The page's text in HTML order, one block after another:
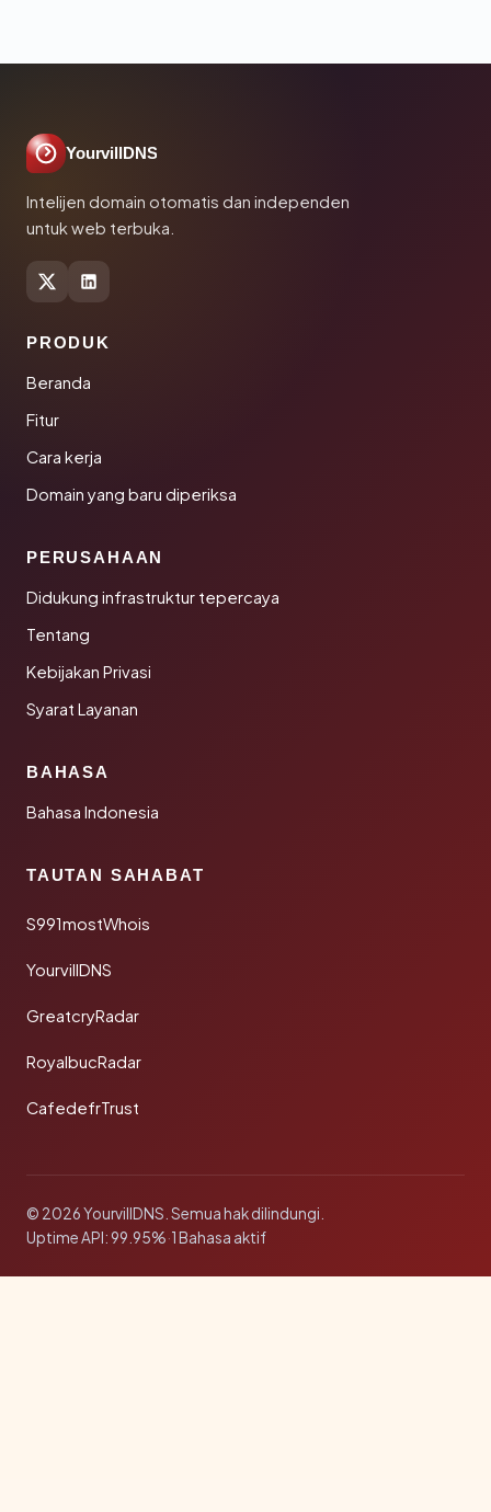
YourvillDNS
Intelijen domain otomatis dan independen
untuk web terbuka.
PRODUK
Beranda
Fitur
Cara kerja
Domain yang baru diperiksa
PERUSAHAAN
Didukung infrastruktur tepercaya
Tentang
Kebijakan Privasi
Syarat Layanan
BAHASA
Bahasa Indonesia
TAUTAN SAHABAT
S991mostWhois
YourvillDNS
GreatcryRadar
RoyalbucRadar
CafedefrTrust
© 2026 YourvillDNS. Semua hak dilindungi.
Uptime API: 99.95%·1 Bahasa aktif